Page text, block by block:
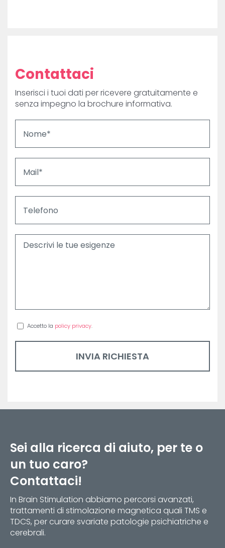
Contattaci
Inserisci i tuoi dati per ricevere gratuitamente e
senza impegno la brochure informativa.
Accetto la policy privacy.
Sei alla ricerca di aiuto, per te o
un tuo caro?
Contattaci!
In Brain Stimulation abbiamo percorsi avanzati,
trattamenti di stimolazione magnetica quali TMS e
TDCS, per curare svariate patologie psichiatriche e
cerebrali.